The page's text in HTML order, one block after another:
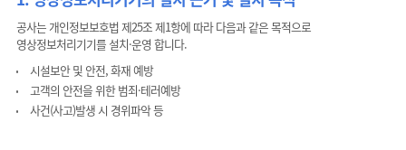
공사는 개인정보보호법 제25조 제1항에 따라 다음과 같은 목적으로
영상정보처리기기를 설치·운영 합니다.
시설보안 및 안전, 화재 예방
고객의 안전을 위한 범죄·테러예방
사건(사고)발생 시 경위파악 등